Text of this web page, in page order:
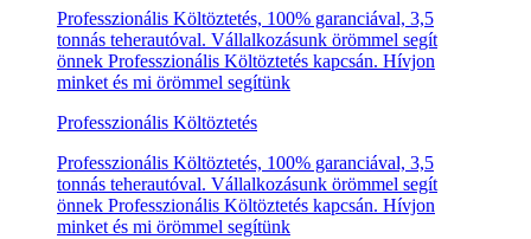
Professzionális Költöztetés, 100% garanciával, 3,5
tonnás teherautóval. Vállalkozásunk örömmel segít
önnek Professzionális Költöztetés kapcsán. Hívjon
minket és mi örömmel segítünk
Professzionális Költöztetés
Professzionális Költöztetés, 100% garanciával, 3,5
tonnás teherautóval. Vállalkozásunk örömmel segít
önnek Professzionális Költöztetés kapcsán. Hívjon
minket és mi örömmel segítünk